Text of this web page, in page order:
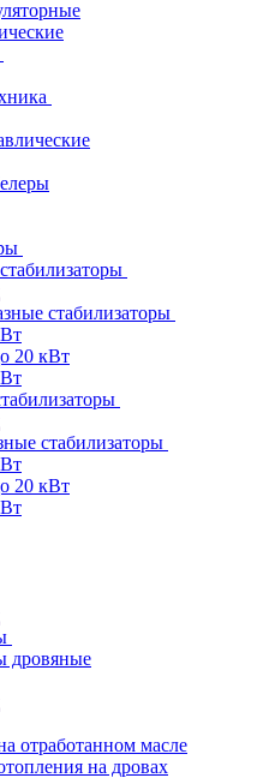
стабилизаторы
20 кВт
стабилизаторы
20 кВт
дровяные
отработанном масле
на дровах